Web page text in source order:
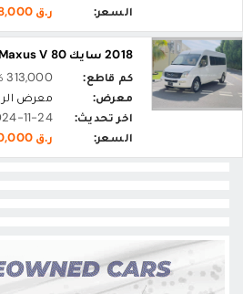
السعر:
ر.ق 18,000
2018 سايك Maxus V 80
كم قاطع:
313,000 كم
معرض:
معرض
اخر تحديث:
11-24
السعر:
ر.ق 20,000